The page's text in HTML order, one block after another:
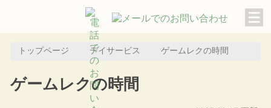
トップページ デイサービス ゲームレクの時間
ゲームレクの時間